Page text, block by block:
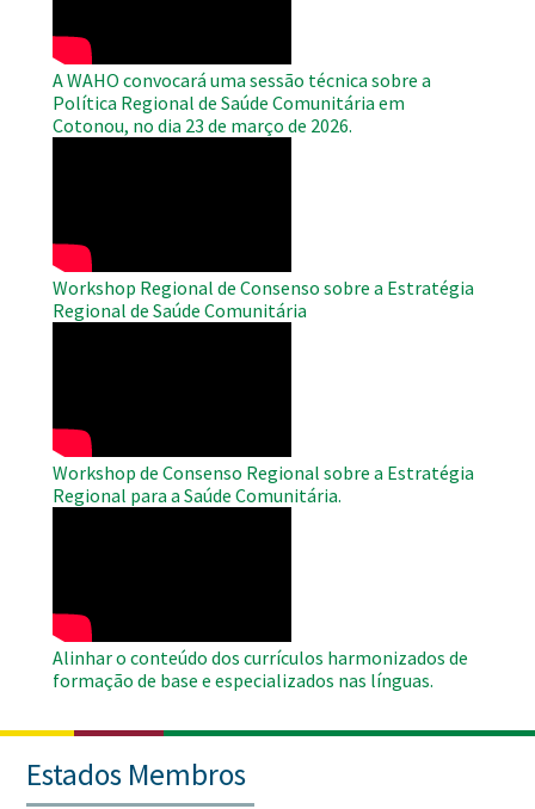
A WAHO convocará uma sessão técnica sobre a
Política Regional de Saúde Comunitária em
Cotonou, no dia 23 de março de 2026.
Workshop Regional de Consenso sobre a Estratégia
Regional de Saúde Comunitária
Workshop de Consenso Regional sobre a Estratégia
Regional para a Saúde Comunitária.
Alinhar o conteúdo dos currículos harmonizados de
formação de base e especializados nas línguas.
Estados Membros